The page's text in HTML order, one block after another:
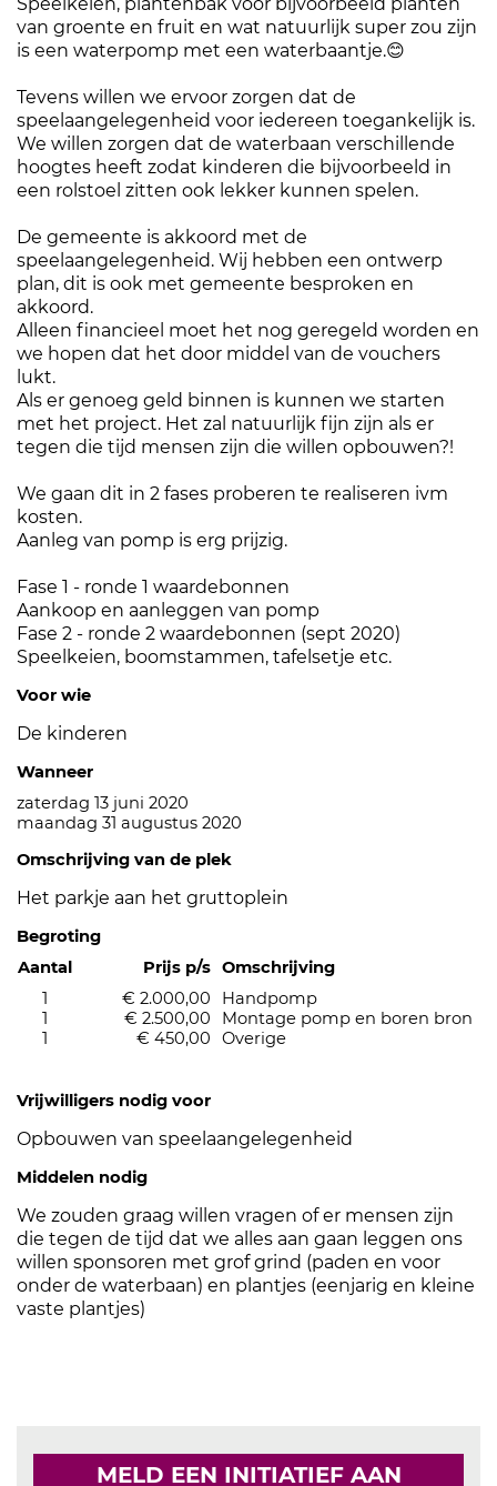
van groente en fruit en wat natuurlijk super zou zijn
is een waterpomp met een waterbaantje.😊
Tevens willen we ervoor zorgen dat de
speelaangelegenheid voor iedereen toegankelijk is.
We willen zorgen dat de waterbaan verschillende
hoogtes heeft zodat kinderen die bijvoorbeeld in
een rolstoel zitten ook lekker kunnen spelen.
De gemeente is akkoord met de
speelaangelegenheid. Wij hebben een ontwerp
plan, dit is ook met gemeente besproken en
akkoord.
Alleen financieel moet het nog geregeld worden en
we hopen dat het door middel van de vouchers
lukt.
Als er genoeg geld binnen is kunnen we starten
met het project. Het zal natuurlijk fijn zijn als er
tegen die tijd mensen zijn die willen opbouwen?!
We gaan dit in 2 fases proberen te realiseren ivm
kosten.
Aanleg van pomp is erg prijzig.
Fase 1 - ronde 1 waardebonnen
Aankoop en aanleggen van pomp
Fase 2 - ronde 2 waardebonnen (sept 2020)
Speelkeien, boomstammen, tafelsetje etc.
Voor wie
De kinderen
Wanneer
zaterdag 13 juni 2020
maandag 31 augustus 2020
Omschrijving van de plek
Het parkje aan het gruttoplein
Begroting
Aantal
Prijs p/s Omschrijving
1
€ 2.000,00
Handpomp
1
€ 2.500,00
Montage pomp en boren bron
1
€ 450,00 Overige
Vrijwilligers nodig voor
Opbouwen van speelaangelegenheid
Middelen nodig
We zouden graag willen vragen of er mensen zijn
die tegen de tijd dat we alles aan gaan leggen ons
willen sponsoren met grof grind (paden en voor
onder de waterbaan) en plantjes (eenjarig en kleine
vaste plantjes)
MELD EEN INITIATIEF AAN